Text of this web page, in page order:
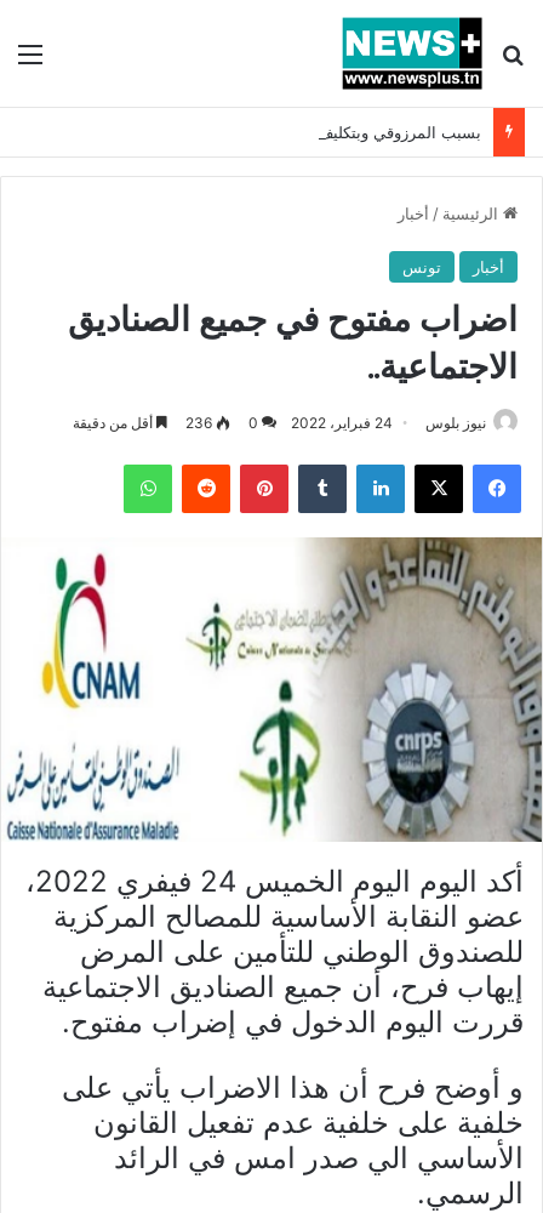
بحث عن
الرئيسية / أخبار
أخبار تونس
اضراب مفتوح في جميع الصناديق
الاجتماعية..
نيوز بلوس 24 فبراير، 2022 0
236 أقل من دقيقة
فيسبوك X لينكدإن بينتيريست واتساب
أكد اليوم اليوم الخميس 24 فيفري 2022،
عضو النقابة الأساسية للمصالح المركزية
للصندوق الوطني للتأمين على المرض
إيهاب فرح، أن جميع الصناديق الاجتماعية
قررت اليوم الدخول في إضراب مفتوح.
و أوضح فرح أن هذا الاضراب يأتي على
خلفية على خلفية عدم تفعيل القانون
الأساسي الي صدر امس في الرائد
الرسمي.